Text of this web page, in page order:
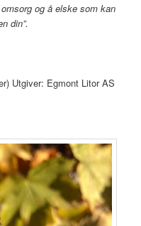
og å elske som kan
din”.
Utgiver: Egmont Litor AS